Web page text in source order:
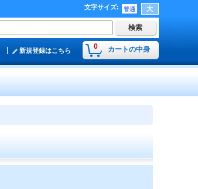
文字サイズ:
0 カートの中身
新規登録はこちら